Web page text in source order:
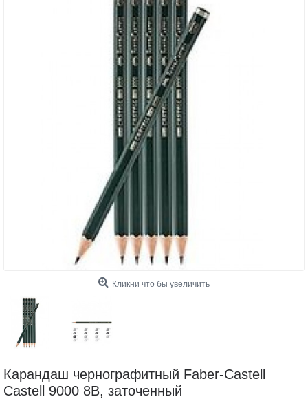
Кликни что бы увеличить
Карандаш чернографитный Faber-Castell
Castell 9000 8B, заточенный